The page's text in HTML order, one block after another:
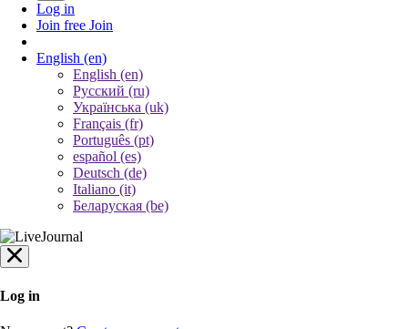
Log in
Join free Join
English (en)
English (en)
Русский (ru)
Українська (uk)
Français (fr)
Português (pt)
español (es)
Deutsch (de)
Italiano (it)
Беларуская (be)
Log in